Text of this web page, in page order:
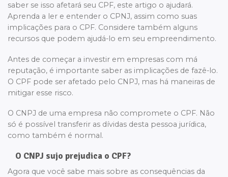
saber se isso afetará seu CPF, este artigo o ajudará.
Aprenda a ler e entender o CPNJ, assim como suas
implicações para o CPF. Considere também alguns
recursos que podem ajudá-lo em seu empreendimento.
Antes de começar a investir em empresas com má
reputação, é importante saber as implicações de fazê-lo.
O CPF pode ser afetado pelo CNPJ, mas há maneiras de
mitigar esse risco.
O CNPJ de uma empresa não compromete o CPF. Não
só é possível transferir as dívidas desta pessoa jurídica,
como também é normal.
O CNPJ sujo prejudica o CPF?
Agora que você sabe mais sobre as consequências da